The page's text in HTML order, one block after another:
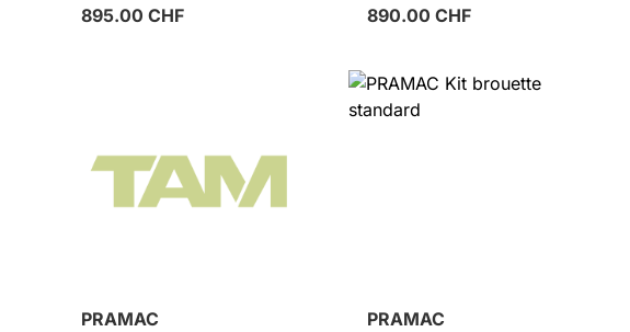
895.00 CHF 890.00 CHF
PRAMAC
PRAMAC